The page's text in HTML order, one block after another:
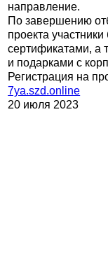
направление.
По завершению
проекта
сертификатами, а
и подарками с
Регистрация на
7ya.szd.online
20 июля 2023